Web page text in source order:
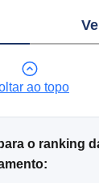
ao topo
o ranking